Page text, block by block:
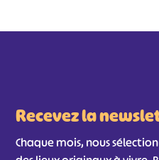
Recevez la
Chaque mois, nous